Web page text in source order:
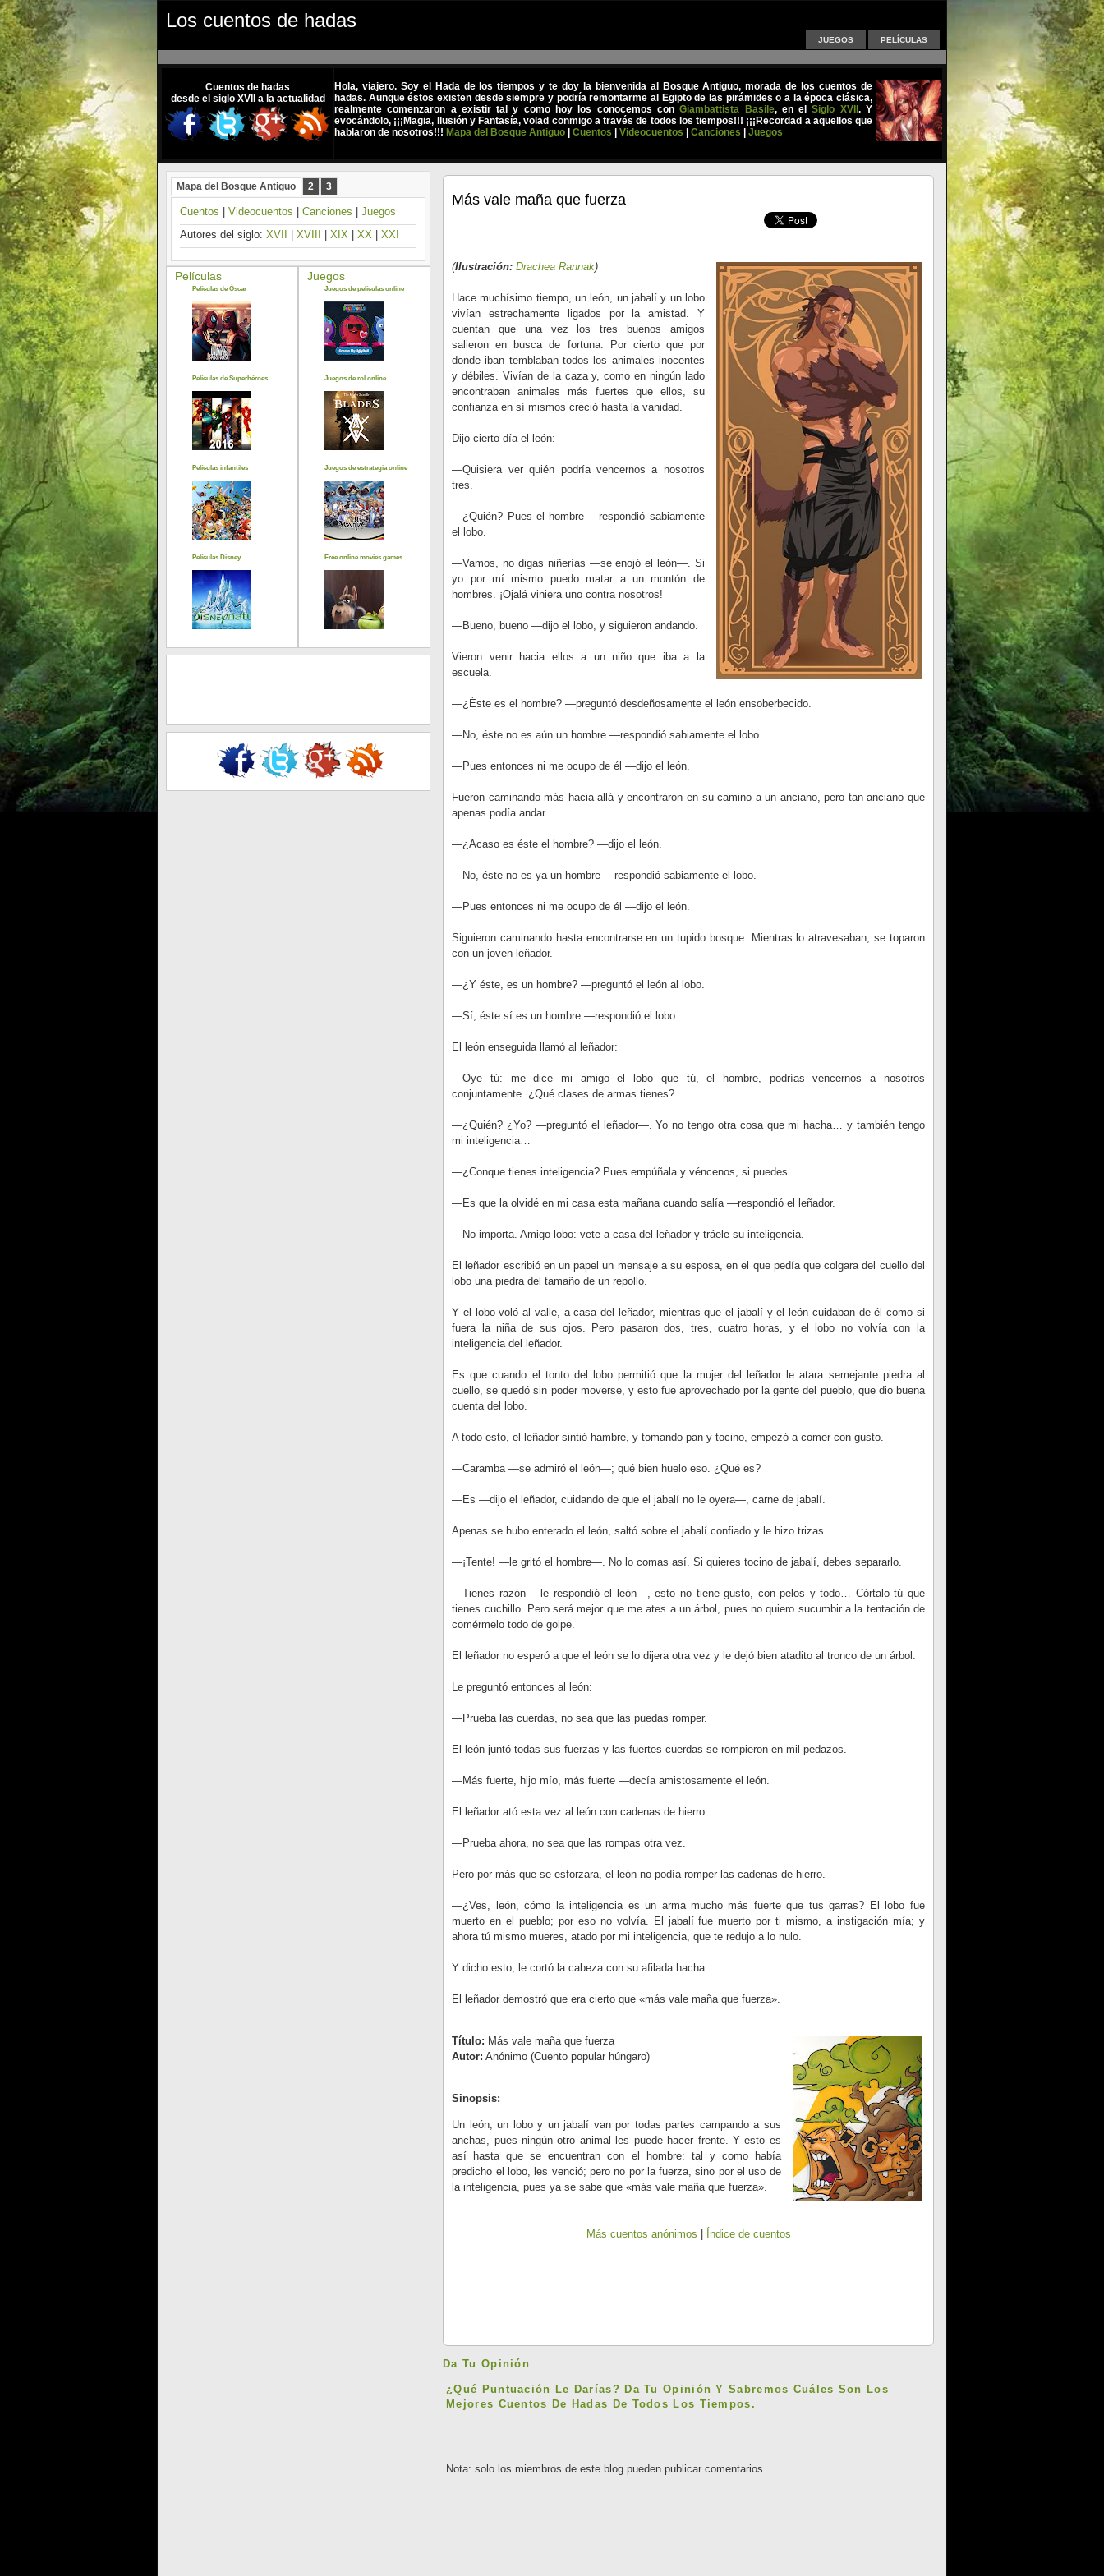
Los cuentos de hadas
JUEGOS PELÍCULAS
Cuentos de hadas
desde el siglo XVII a la actualidad
Hola, viajero. Soy el Hada de los tiempos y te doy la bienvenida al Bosque Antiguo, morada de los cuentos de
hadas. Aunque éstos existen desde siempre y podría remontarme al Egipto de las pirámides o a la época clásica,
realmente comenzaron a existir tal y como hoy los conocemos conGiambattista Basile, en elSiglo XVII . Y
evocándolo, ¡¡¡Magia, Ilusión y Fantasía, volad conmigo a través de todos los tiempos!!! ¡¡¡Recordad a aquellos que
hablaron de nosotros!!! Mapa del Bosque Antiguo Cuentos Videocuentos Canciones Juegos
Más vale maña que fuerza
(Ilustración: Drachea Rannak)
Hace muchísimo tiempo, un león, un jabalí y un lobo
vivían estrechamente ligados por la amistad. Y
cuentan que una vez los tres buenos amigos
salieron en busca de fortuna. Por cierto que por
donde iban temblaban todos los animales inocentes
y débiles. Vivían de la caza y, como en ningún lado
encontraban animales más fuertes que ellos, su
confianza en sí mismos creció hasta la vanidad.
Dijo cierto día el león:
—Quisiera ver quién podría vencernos a nosotros
tres.
—¿Quién? Pues el hombre —respondió sabiamente
el lobo.
—Vamos, no digas niñerías —se enojó el león—. Si
yo por mí mismo puedo matar a un montón de
hombres. ¡Ojalá viniera uno contra nosotros!
—Bueno, bueno —dijo el lobo, y siguieron andando.
Vieron venir hacia ellos a un niño que iba a la
escuela.
—¿Éste es el hombre? —preguntó desdeñosamente el león ensoberbecido.
—No, éste no es aún un hombre —respondió sabiamente el lobo.
—Pues entonces ni me ocupo de él —dijo el león.
Fueron caminando más hacia allá y encontraron en su camino a un anciano, pero tan anciano que
apenas podía andar.
—¿Acaso es éste el hombre? —dijo el león.
—No, éste no es ya un hombre —respondió sabiamente el lobo.
—Pues entonces ni me ocupo de él —dijo el león.
Siguieron caminando hasta encontrarse en un tupido bosque. Mientras lo atravesaban, se toparon
con un joven leñador.
—¿Y éste, es un hombre? —preguntó el león al lobo.
—Sí, éste sí es un hombre —respondió el lobo.
El león enseguida llamó al leñador:
—Oye tú: me dice mi amigo el lobo que tú, el hombre, podrías vencernos a nosotros
conjuntamente. ¿Qué clases de armas tienes?
—¿Quién? ¿Yo? —preguntó el leñador—. Yo no tengo otra cosa que mi hacha… y también tengo
mi inteligencia…
—¿Conque tienes inteligencia? Pues empúñala y véncenos, si puedes.
—Es que la olvidé en mi casa esta mañana cuando salía —respondió el leñador.
—No importa. Amigo lobo: vete a casa del leñador y tráele su inteligencia.
El leñador escribió en un papel un mensaje a su esposa, en el que pedía que colgara del cuello del
lobo una piedra del tamaño de un repollo.
Y el lobo voló al valle, a casa del leñador, mientras que el jabalí y el león cuidaban de él como si
fuera la niña de sus ojos. Pero pasaron dos, tres, cuatro horas, y el lobo no volvía con la
inteligencia del leñador.
Es que cuando el tonto del lobo permitió que la mujer del leñador le atara semejante piedra al
cuello, se quedó sin poder moverse, y esto fue aprovechado por la gente del pueblo, que dio buena
cuenta del lobo.
A todo esto, el leñador sintió hambre, y tomando pan y tocino, empezó a comer con gusto.
—Caramba —se admiró el león—; qué bien huelo eso. ¿Qué es?
—Es —dijo el leñador, cuidando de que el jabalí no le oyera—, carne de jabalí.
Apenas se hubo enterado el león, saltó sobre el jabalí confiado y le hizo trizas.
—¡Tente! —le gritó el hombre—. No lo comas así. Si quieres tocino de jabalí, debes separarlo.
—Tienes razón —le respondió el león—, esto no tiene gusto, con pelos y todo… Córtalo tú que
tienes cuchillo. Pero será mejor que me ates a un árbol, pues no quiero sucumbir a la tentación de
comérmelo todo de golpe.
El leñador no esperó a que el león se lo dijera otra vez y le dejó bien atadito al tronco de un árbol.
Le preguntó entonces al león:
—Prueba las cuerdas, no sea que las puedas romper.
El león juntó todas sus fuerzas y las fuertes cuerdas se rompieron en mil pedazos.
—Más fuerte, hijo mío, más fuerte —decía amistosamente el león.
El leñador ató esta vez al león con cadenas de hierro.
—Prueba ahora, no sea que las rompas otra vez.
Pero por más que se esforzara, el león no podía romper las cadenas de hierro.
—¿Ves, león, cómo la inteligencia es un arma mucho más fuerte que tus garras? El lobo fue
muerto en el pueblo; por eso no volvía. El jabalí fue muerto por ti mismo, a instigación mía; y
ahora tú mismo mueres, atado por mi inteligencia, que te redujo a lo nulo.
Y dicho esto, le cortó la cabeza con su afilada hacha.
El leñador demostró que era cierto que «más vale maña que fuerza».
Título: Más vale maña que fuerza
Autor: Anónimo (Cuento popular húngaro)
Sinopsis:
Un león, un lobo y un jabalí van por todas partes campando a sus
anchas, pues ningún otro animal les puede hacer frente. Y esto es
así hasta que se encuentran con el hombre: tal y como había
predicho el lobo, les venció; pero no por la fuerza, sino por el uso de
la inteligencia, pues ya se sabe que «más vale maña que fuerza».
Más cuentos anónimos Índice de cuentos
Da Tu Opinión
¿Qué Puntuación Le Darías? Da Tu Opinión Y Sabremos Cuáles Son Los
Mejores Cuentos De Hadas De Todos Los Tiempos.
Nota: solo los miembros de este blog pueden publicar comentarios.
Mapa del Bosque Antiguo 2 3
Cuentos Videocuentos Canciones
Juegos
Autores del siglo: XVII XVIII XIX XX XXI
Películas
Películas de Óscar
Películas de Superhéroes
Películas infantiles
Películas Disney
Juegos
Juegos de películas online
Juegos de rol online
Juegos de estrategia online
Free online movies games